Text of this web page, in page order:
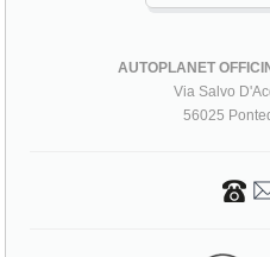
AUTOPLANET
Via Salvo
56025